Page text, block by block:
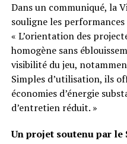
Dans un communiqué, la
souligne les
« L’orientation des
homogène sans
visibilité du jeu,
Simples d’utilisation, ils
économies d’énergie
d’entretien réduit. »
Un projet soutenu par le